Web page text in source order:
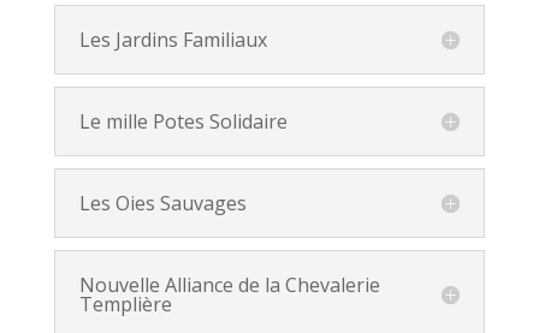
Les Jardins Familiaux
Le mille Potes Solidaire
Les Oies Sauvages
Nouvelle Alliance de la Chevalerie
Templière